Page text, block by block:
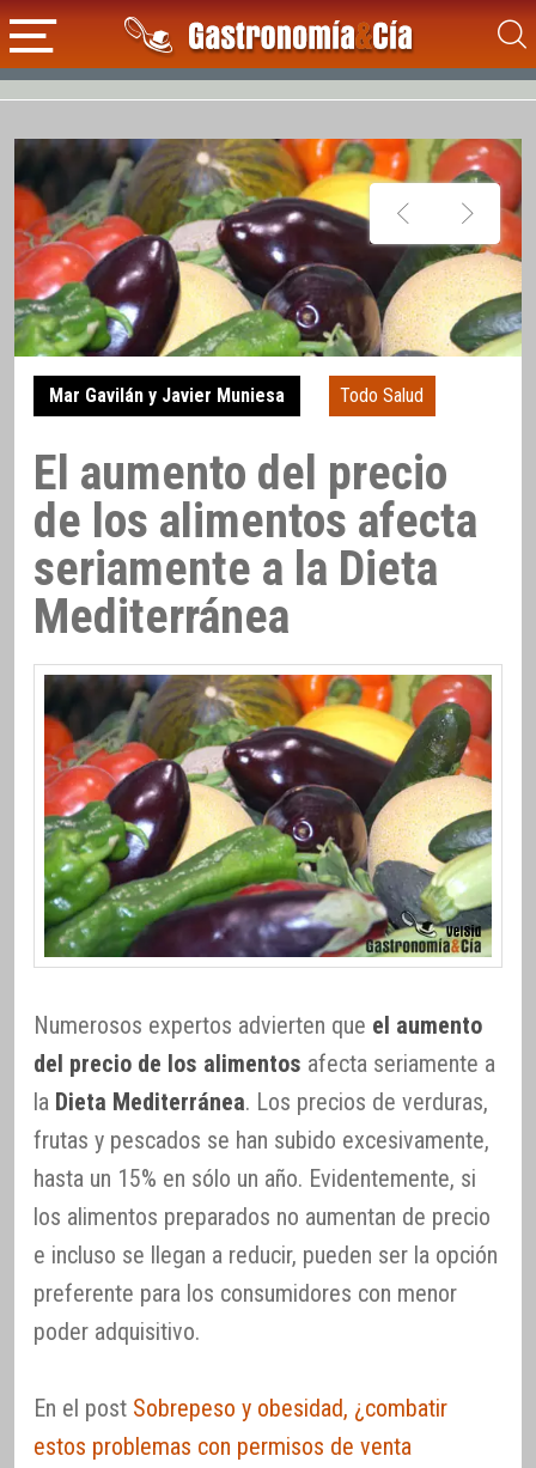
Mar Gavilán y Javier Muniesa Todo Salud
El aumento del precio
de los alimentos afecta
seriamente a la Dieta
Mediterránea
Numerosos expertos advierten que el aumento
del precio de los alimentos afecta seriamente a
la Dieta Mediterránea. Los precios de verduras,
frutas y pescados se han subido excesivamente,
hasta un 15% en sólo un año. Evidentemente, si
los alimentos preparados no aumentan de precio
e incluso se llegan a reducir, pueden ser la opción
preferente para los consumidores con menor
poder adquisitivo.
En el post Sobrepeso y obesidad, ¿combatir
estos problemas con permisos de venta